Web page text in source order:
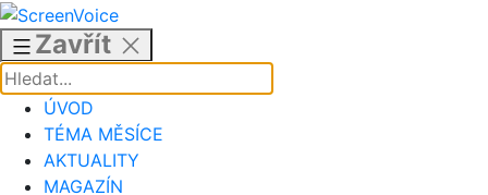
Přejít
obsahu
Zavřít
ÚVOD
TÉMA MĚSÍCE
AKTUALITY
MAGAZÍN